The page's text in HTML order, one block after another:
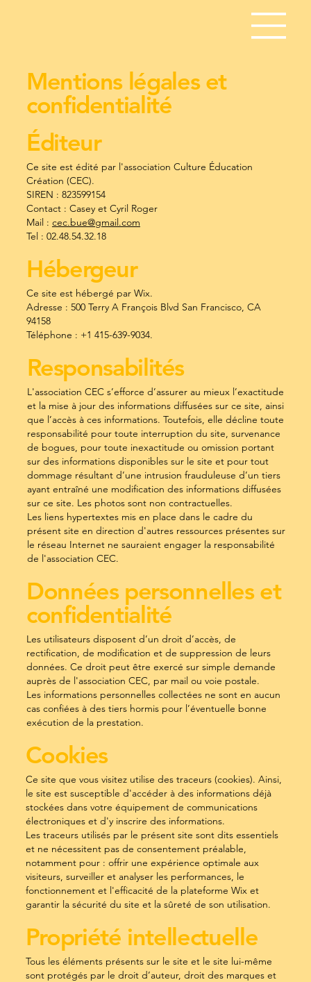
Mentions légales et
confidentialité
Éditeur
Ce site est édité par l'association Culture Éducation
Création (CEC).
SIREN : 823599154
Contact : Casey et Cyril Roger
Mail : cec.bue@gmail.com
Tel : 02.48.54.32.18
Hébergeur
Ce site est hébergé par Wix.
Adresse : 500 Terry A François Blvd San Francisco, CA
94158
Téléphone : +1 415-639-9034.
Responsabilités
L'association CEC s’efforce d’assurer au mieux l’exactitude
et la mise à jour des informations diffusées sur ce site, ainsi
que l’accès à ces informations. Toutefois, elle décline toute
responsabilité pour toute interruption du site, survenance
de bogues, pour toute inexactitude ou omission portant
sur des informations disponibles sur le site et pour tout
dommage résultant d’une intrusion frauduleuse d’un tiers
ayant entraîné une modification des informations diffusées
sur ce site. Les photos sont non contractuelles.
Les liens hypertextes mis en place dans le cadre du
présent site en direction d'autres ressources présentes sur
le réseau Internet ne sauraient engager la responsabilité
de l'association CEC.
Données personnelles et
confidentialité
Les utilisateurs disposent d’un droit d’accès, de
rectification, de modification et de suppression de leurs
données. Ce droit peut être exercé sur simple demande
auprès de l'association CEC, par mail ou voie postale.
Les informations personnelles collectées ne sont en aucun
cas confiées à des tiers hormis pour l’éventuelle bonne
exécution de la prestation.
Cookies
Ce site que vous visitez utilise des traceurs (cookies). Ainsi,
le site est susceptible d'accéder à des informations déjà
stockées dans votre équipement de communications
électroniques et d'y inscrire des informations.
Les traceurs utilisés par le présent site sont dits essentiels
et ne nécessitent pas de consentement préalable,
notamment pour : offrir une expérience optimale aux
visiteurs, surveiller et analyser les performances, le
fonctionnement et l'efficacité de la plateforme Wix et
garantir la sécurité du site et la sûreté de son utilisation.
Propriété intellectuelle
Tous les éléments présents sur le site et le site lui-même
sont protégés par le droit d’auteur, droit des marques et